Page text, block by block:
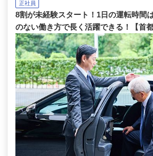
正社員
8割が未経験スタート！1日の運転時間
のない働き方で長く活躍できる！【首都